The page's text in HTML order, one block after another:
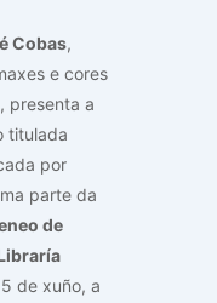
Cobas,
e cores
presenta a
titulada
por
parte da
de
de xuño, a